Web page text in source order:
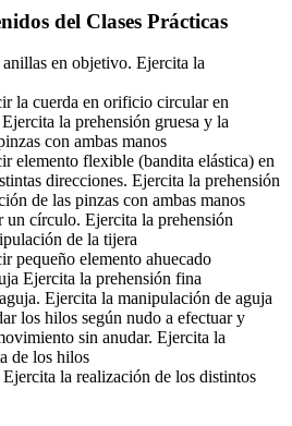
del Clases Prácticas
en objetivo. Ejercita la
la cuerda en orificio circular en
la prehensión gruesa y la
con ambas manos
elemento flexible (bandita elástica) en
direcciones. Ejercita la prehensión
de las pinzas con ambas manos
un círculo. Ejercita la prehensión
de la tijera
pequeño elemento ahuecado
Ejercita la prehensión fina
Ejercita la manipulación de aguja
los hilos según nudo a efectuar y
sin anudar. Ejercita la
de los hilos
la realización de los distintos